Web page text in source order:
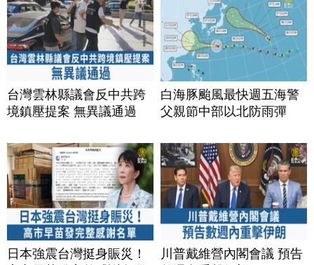
台灣雲林縣議會反中共跨
境鎮壓提案 無異議通過
白海豚颱風最快週五海警
父親節中部以北防雨彈
日本強震台灣挺身賑災！
川普戴維營內閣會議 預告